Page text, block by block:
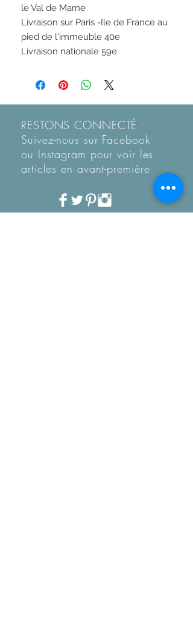
le Val de Marne
Livraison sur Paris -Ile de France au
pied de l'immeuble 40e
Livraison nationale 59e
RESTONS CONNECTÉ :
Suivez-nous sur Facebook
ou Instagram pour voir les
articles en avant-première